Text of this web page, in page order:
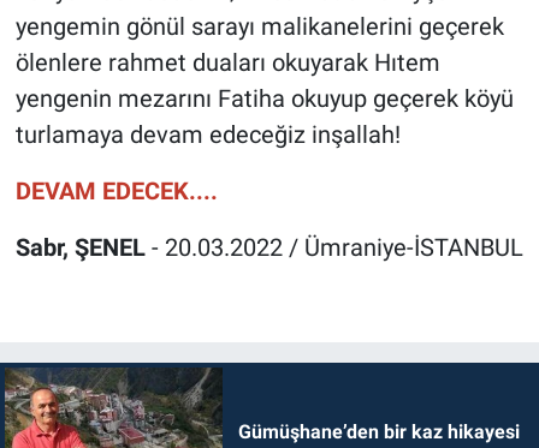
yengemin gönül sarayı malikanelerini geçerek
ölenlere rahmet duaları okuyarak Hıtem
yengenin mezarını Fatiha okuyup geçerek köyü
turlamaya devam edeceğiz inşallah!
DEVAM EDECEK....
Sabr, ŞENEL - 20.03.2022 / Ümraniye-İSTANBUL
Gümüşhane’den bir kaz hikayesi